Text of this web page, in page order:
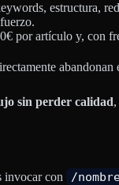
estructura,
por artículo y, con
sin perder calidad
invocar con /